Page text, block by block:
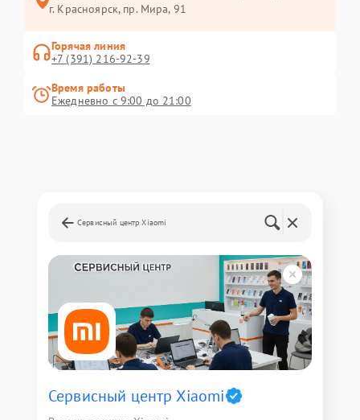
г. Красноярск, ​пр. Мира, 91
Горячая линия
+7 (391) 216-92-39
Время работы
Ежедневно с 9:00 до 21:00
Сервисный центр Xiaomi
Сервисный центр Xiaomi